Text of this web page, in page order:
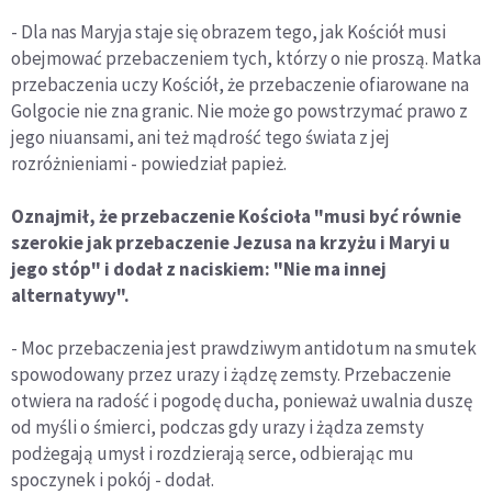
- Dla nas Maryja staje się obrazem tego, jak Kościół musi
obejmować przebaczeniem tych, którzy o nie proszą. Matka
przebaczenia uczy Kościół, że przebaczenie ofiarowane na
Golgocie nie zna granic. Nie może go powstrzymać prawo z
jego niuansami, ani też mądrość tego świata z jej
rozróżnieniami - powiedział papież.
Oznajmił, że przebaczenie Kościoła "musi być równie
szerokie jak przebaczenie Jezusa na krzyżu i Maryi u
jego stóp" i dodał z naciskiem: "Nie ma innej
alternatywy".
- Moc przebaczenia jest prawdziwym antidotum na smutek
spowodowany przez urazy i żądzę zemsty. Przebaczenie
otwiera na radość i pogodę ducha, ponieważ uwalnia duszę
od myśli o śmierci, podczas gdy urazy i żądza zemsty
podżegają umysł i rozdzierają serce, odbierając mu
spoczynek i pokój - dodał.